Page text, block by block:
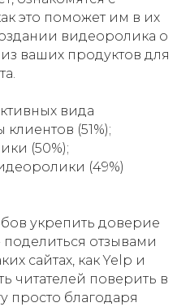
это поможет им в их
видеоролика о
ваших продуктов для
вида
(51%);
(50%);
(49%)
укрепить доверие
отзывами
сайтах, как Yelp и
читателей поверить в
просто благодаря